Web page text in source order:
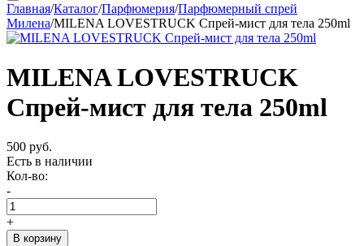
Главная/Каталог/Парфюмерия/Парфюмерный спрей
Милена/MILENA LOVESTRUCK Спрей-мист для тела 250ml
MILENA LOVESTRUCK
Спрей-мист для тела 250ml
500 руб.
Есть в наличии
Кол-во:
-
+
В корзину